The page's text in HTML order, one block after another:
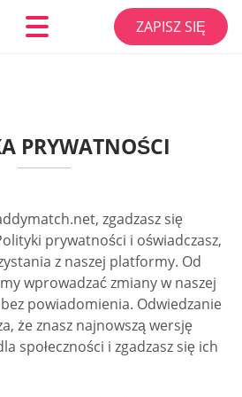
ZAPISZ SIĘ
PRYWATNOŚCI
zgadzasz się
prywatności i oświadczasz,
z naszej platformy. Od
wprowadzać zmiany w naszej
powiadomienia. Odwiedzanie
że znasz najnowszą wersję
społeczności i zgadzasz się ich